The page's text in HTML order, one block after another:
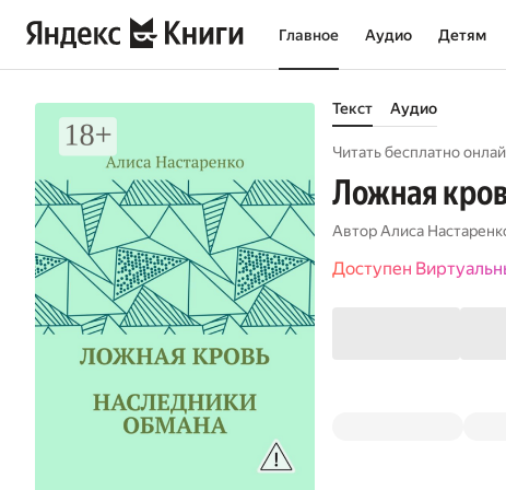
Главное Аудио Детям
Текст Аудио
Читать бесплатно
Ложная
АвторАлиса
Доступен